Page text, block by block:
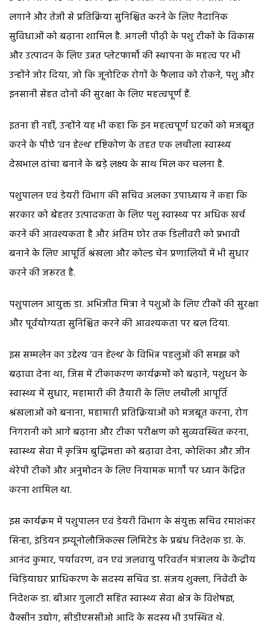
लगाने और तेजी से प्रतिक्रिया सुनिश्चित करने के लिए नैदानिक
सुविधाओं को बढ़ाना शामिल है. अगली पीढ़ी के पशु टीकों के विकास
और उत्पादन के लिए उन्नत प्लेटफार्मों की स्थापना के महत्व पर भी
उन्होंने जोर दिया, जो कि जूनोटिक रोगों के फैलाव को रोकने, पशु और
इनसानी सेहत दोनों की सुरक्षा के लिए महत्वपूर्ण हैं.
इतना ही नहीं, उन्होंने यह भी कहा कि इन महत्वपूर्ण घटकों को मजबूत
करने के पीछे ‘वन हेल्थ’ दृष्टिकोण के तहत एक लचीला स्वास्थ्य
देखभाल ढांचा बनाने के बड़े लक्ष्य के साथ मिल कर चलना है.
पशुपालन एवं डेयरी विभाग की सचिव अलका उपाध्याय ने कहा कि
सरकार को बेहतर उत्पादकता के लिए पशु स्वास्थ्य पर अधिक खर्च
करने की आवश्यकता है और अंतिम छोर तक डिलीवरी को प्रभावी
बनाने के लिए आपूर्ति श्रंखला और कोल्ड चेन प्रणालियों में भी सुधार
करने की जरूरत है.
पशुपालन आयुक्त डा. अभिजीत मित्रा ने पशुओं के लिए टीकों की सुरक्षा
और पूर्वयोग्यता सुनिश्चित करने की आवश्यकता पर बल दिया.
इस सम्मलेन का उद्देश्य ‘वन हेल्थ’ के विभिन्न पहलुओं की समझ को
बढ़ावा देना था, जिस में टीकाकरण कार्यक्रमों को बढ़ाने, पशुधन के
स्वास्थ्य में सुधार, महामारी की तैयारी के लिए लचीली आपूर्ति
श्रंखलाओं को बनाना, महामारी प्रतिक्रियाओं को मजबूत करना, रोग
निगरानी को आगे बढ़ाना और टीका परीक्षण को सुव्यवस्थित करना,
स्वास्थ्य सेवा में कृत्रिम बुद्धिमत्ता को बढ़ावा देना, कोशिका और जीन
थेरेपी टीकों और अनुमोदन के लिए नियामक मार्गों पर ध्यान केंद्रित
करना शामिल था.
इस कार्यक्रम में पशुपालन एवं डेयरी विभाग के संयुक्त सचिव रमाशंकर
सिन्हा, इंडियन इम्यूनोलौजिकल्स लिमिटेड के प्रबंध निदेशक डा. के.
आनंद कुमार, पर्यावरण, वन एवं जलवायु परिवर्तन मंत्रालय के केंद्रीय
चिड़ियाघर प्राधिकरण के सदस्य सचिव डा. संजय शुक्ला, निवेदी के
निदेशक डा. बीआर गुलाटी सहित स्वास्थ्य सेवा क्षेत्र के विशेषज्ञ,
वैक्सीन उद्योग, सीडीएससीओ आदि के सदस्य भी उपस्थित थे.